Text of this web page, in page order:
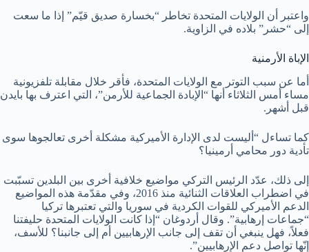
واعتبر أن الولايات المتحدة تخاطر “بخسارة صديق قيّم” إذا ما سعت
إلى “حشر” بلاده في الزاوية.
الإباة الأرمنية
أما عن سبب التوتر مع الولايات المتحدة، فأقر خلال مقابلة تلفزيونية
مساء أمس الثلاثاء أنها “الإبادة الجماعية للأرمن”، التي اعترف بها بايدن
قبل أشهر.
كما تساءل “أليست لدى الإدارة الأميركية مشكلة أخرى تعالجوها سوى
تأدية دور محامي أرمينيا؟
إلى ذلك، عدّد الرئيس التركي مواضيع خلافية أخرى بين البلدين تسبّبت
في اضطراب العلاقات الثنائية منذ 2016، وفي مقدّمة هذه المواضيع
الدعم الأميركي للقوات الكردية في سوريا والتي تعتبرها تركيا
“جماعات إرهابية”. وقال أردوغان “إذا كانت الولايات المتحدة حليفتنا
فعلاً، فهل ينبغي أن تقف إلى جانب الإرهابيين أم إلى جانبنا؟ للأسف،
إنّها تواصل دعم الإرهابيين”.